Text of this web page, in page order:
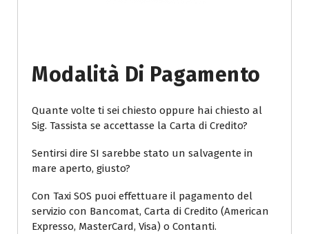
Modalità Di Pagamento
Quante volte ti sei chiesto oppure hai chiesto al
Sig. Tassista se accettasse la Carta di Credito?
Sentirsi dire SI sarebbe stato un salvagente in
mare aperto, giusto?
Con Taxi SOS puoi effettuare il pagamento del
servizio con Bancomat, Carta di Credito (American
Expresso, MasterCard, Visa) o Contanti.